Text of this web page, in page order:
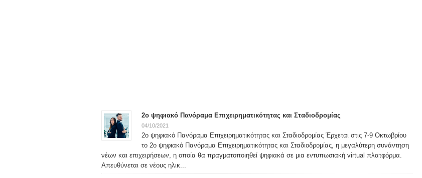
2ο ψηφιακό Πανόραμα Επιχειρηματικότητας και Σταδιοδρομίας
04/10/2021
2ο ψηφιακό Πανόραμα Επιχειρηματικότητας και Σταδιοδρομίας Έρχεται στις 7-9 Οκτωβρίου
το 2ο ψηφιακό Πανόραμα Επιχειρηματικότητας και Σταδιοδρομίας, η μεγαλύτερη συνάντηση
νέων και επιχειρήσεων, η οποία θα πραγματοποιηθεί ψηφιακά σε μια εντυπωσιακή virtual πλατφόρμα.
Απευθύνεται σε νέους ηλικ...